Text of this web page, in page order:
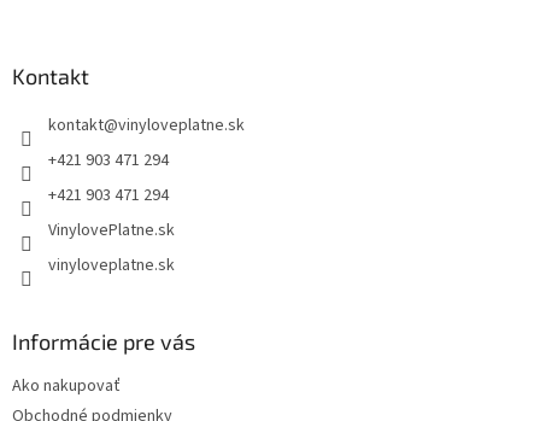
Kontakt
kontakt@vinyloveplatne.sk
+421 903 471 294
+421 903 471 294
VinylovePlatne.sk
vinyloveplatne.sk
Informácie pre vás
Ako nakupovať